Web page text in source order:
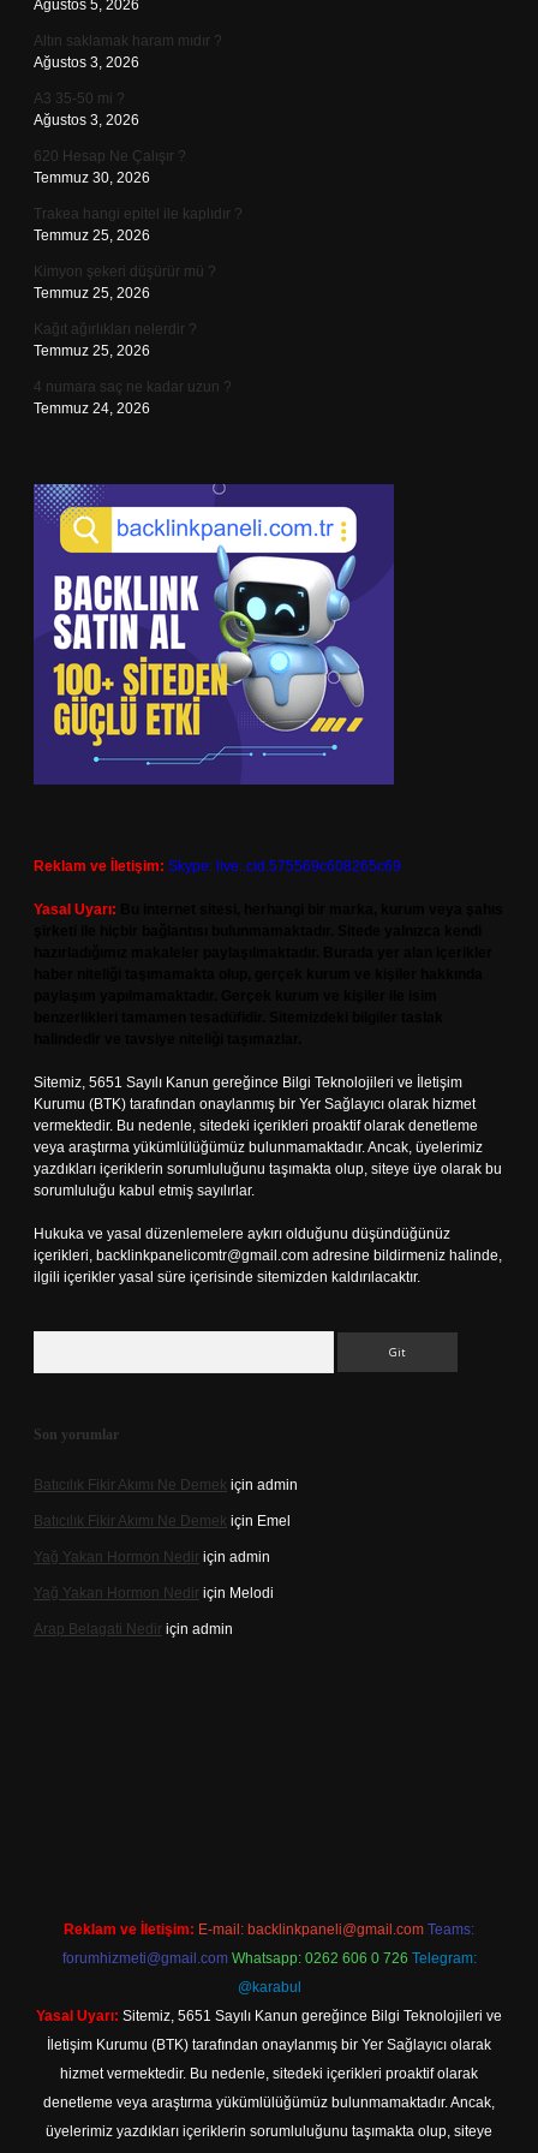
Ağustos 5, 2026
Altın saklamak haram mıdır ?
Ağustos 3, 2026
A3 35-50 mi ?
Ağustos 3, 2026
620 Hesap Ne Çalışır ?
Temmuz 30, 2026
Trakea hangi epitel ile kaplıdır ?
Temmuz 25, 2026
Kimyon şekeri düşürür mü ?
Temmuz 25, 2026
Kağıt ağırlıkları nelerdir ?
Temmuz 25, 2026
4 numara saç ne kadar uzun ?
Temmuz 24, 2026
Reklam ve İletişim: Skype: live:.cid.575569c608265c69
Yasal Uyarı:
Sitemiz, 5651 Sayılı Kanun gereğince Bilgi Teknolojileri ve İletişim
Kurumu (BTK) tarafından onaylanmış bir Yer Sağlayıcı olarak hizmet
vermektedir. Bu nedenle, sitedeki içerikleri proaktif olarak denetleme
veya araştırma yükümlülüğümüz bulunmamaktadır. Ancak, üyelerimiz
yazdıkları içeriklerin sorumluluğunu taşımakta olup, siteye üye olarak bu
sorumluluğu kabul etmiş sayılırlar.
Hukuka ve yasal düzenlemelere aykırı olduğunu düşündüğünüz
içerikleri, backlinkpanelicomtr@gmail.com adresine bildirmeniz halinde,
ilgili içerikler yasal süre içerisinde sitemizden kaldırılacaktır.
Son yorumlar
Batıcılık Fikir Akımı Ne Demek için admin
Batıcılık Fikir Akımı Ne Demek için Emel
Yağ Yakan Hormon Nedir için admin
Yağ Yakan Hormon Nedir için Melodi
Arap Belagati Nedir için admin
Reklam ve İletişim: E-mail: backlinkpaneli@gmail.com Teams:
forumhizmeti@gmail.com Whatsapp: 0262 606 0 726 Telegram:
@karabul
Yasal Uyarı: Sitemiz, 5651 Sayılı Kanun gereğince Bilgi Teknolojileri ve
İletişim Kurumu (BTK) tarafından onaylanmış bir Yer Sağlayıcı olarak
hizmet vermektedir. Bu nedenle, sitedeki içerikleri proaktif olarak
denetleme veya araştırma yükümlülüğümüz bulunmamaktadır. Ancak,
üyelerimiz yazdıkları içeriklerin sorumluluğunu taşımakta olup, siteye